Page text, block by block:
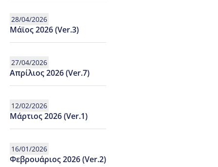
28/04/2026
Μάϊος 2026 (Ver.3)
27/04/2026
Απρίλιος 2026 (Ver.7)
12/02/2026
Μάρτιος 2026 (Ver.1)
16/01/2026
Φεβρουάριος 2026 (Ver.2)